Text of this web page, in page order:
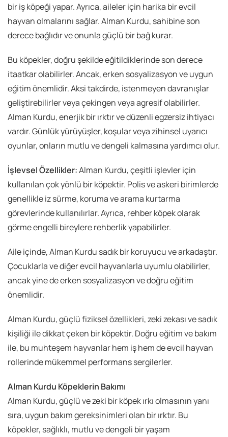
bir iş köpeği yapar. Ayrıca, aileler için harika bir evcil
hayvan olmalarını sağlar. Alman Kurdu, sahibine son
derece bağlıdır ve onunla güçlü bir bağ kurar.
Bu köpekler, doğru şekilde eğitildiklerinde son derece
itaatkar olabilirler. Ancak, erken sosyalizasyon ve uygun
eğitim önemlidir. Aksi takdirde, istenmeyen davranışlar
geliştirebilirler veya çekingen veya agresif olabilirler.
Alman Kurdu, enerjik bir ırktır ve düzenli egzersiz ihtiyacı
vardır. Günlük yürüyüşler, koşular veya zihinsel uyarıcı
oyunlar, onların mutlu ve dengeli kalmasına yardımcı olur.
İşlevsel Özellikler:Alman Kurdu, çeşitli işlevler için
kullanılan çok yönlü bir köpektir. Polis ve askeri birimlerde
genellikle iz sürme, koruma ve arama kurtarma
görevlerinde kullanılırlar. Ayrıca, rehber köpek olarak
görme engelli bireylere rehberlik yapabilirler.
Aile içinde, Alman Kurdu sadık bir koruyucu ve arkadaştır.
Çocuklarla ve diğer evcil hayvanlarla uyumlu olabilirler,
ancak yine de erken sosyalizasyon ve doğru eğitim
önemlidir.
Alman Kurdu, güçlü fiziksel özellikleri, zeki zekası ve sadık
kişiliği ile dikkat çeken bir köpektir. Doğru eğitim ve bakım
ile, bu muhteşem hayvanlar hem iş hem de evcil hayvan
rollerinde mükemmel performans sergilerler.
Alman Kurdu Köpeklerin Bakımı
Alman Kurdu, güçlü ve zeki bir köpek ırkı olmasının yanı
sıra, uygun bakım gereksinimleri olan bir ırktır. Bu
köpekler, sağlıklı, mutlu ve dengeli bir yaşam